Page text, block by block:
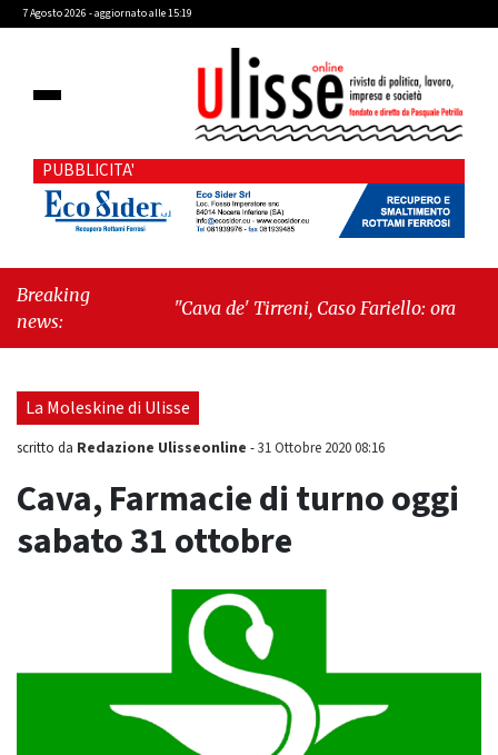
7 Agosto 2026 - aggiornato alle 15:19
PUBBLICITA'
Breaking
news:
"Cava de' Tirreni, Caso Fariello: ora torniamo
La Moleskine di Ulisse
scritto da Redazione Ulisseonline -31 Ottobre 2020 08:16
Cava, Farmacie di turno oggi
sabato 31 ottobre